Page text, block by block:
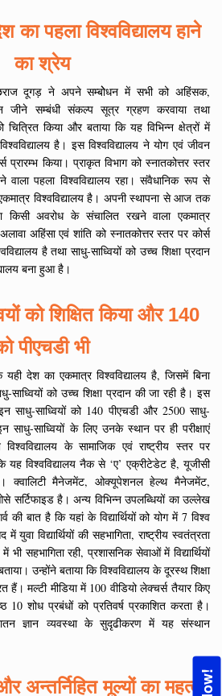
का पहला विश्वविद्यालय हाने
का श्रेय
दूगड़ ने अपने सम्बोेधन में सभी को अहिंसक,
जीने सम्बंधी संकल्प सूत्र ग्रहण करवाया तथा
चित्रित किया और बताया कि यह विभिन्न क्षेत्रों में
है। इस विश्वविद्यालय ने योग एवं जीवन
प्रारम्भ किया। प्राकृत विभाग को स्नातकोत्तर स्तर
पहला विश्वविद्यालय रहा। संवैधानिक रूप से
विश्वविद्यालय है। अपनी स्थापना से आज तक
किसी अवरोध के संचालित रखने वाला एकमात्र
अहिंसा एवं शांति को स्नातकोत्तर स्तर पर कोर्स
है तथा साधु-साध्वियों को उच्च शिक्षा प्रदान
बना हुआ है।
को शिक्षित किया और 140
पीएचडी भी
देश का एकमात्र विश्वविद्यालय है, जिसमें बिना
साध्वियों को उच्च शिक्षा प्रदान की जा रही है। इस
साधु-साध्वियों को 140 पीएचडी और 2500 साधु-
साधु-साध्वियों के लिए उनके स्थान पर ही परीक्षाएं
के सामाजिक एवं राष्ट्रीय स्तर पर
यह विश्वविद्यालय नैक से ‘ए’ एक्रीटेडेट है, यूजीसी
क्वालिटी मैनेजमेंट, ओक्यूपेशनल हेल्थ मैनेजमेंट,
है। अन्य विभिन्न उपलब्धियों का उल्लेख
की बात है कि यहां के विद्यार्थियों को योग में 7 विश्व
युवा विद्यार्थियों की सहभागिता, राष्ट्रीय स्वतंत्रता
सहभागिता रही, प्रशासनिक सेवाओं में विद्यार्थियों
उन्होंने बताया कि विश्वविद्यालय के दूरस्थ शिक्षा
हैं। मल्टी मीडिया में 100 वीडियो लेक्चर्स तैयार किए
10 शोध प्रबंधों को प्रतिवर्ष प्रकाशित करता है।
ज्ञान व्यवस्था के सुदृढीकरण में यह संस्थान
अन्तर्निहित मूल्यों का महत्व